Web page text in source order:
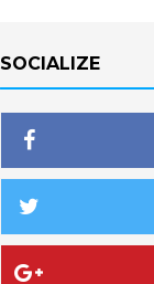
SOCIALIZE